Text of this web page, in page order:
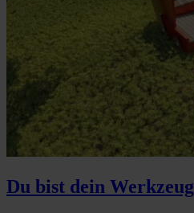
Du bist dein Werkzeug